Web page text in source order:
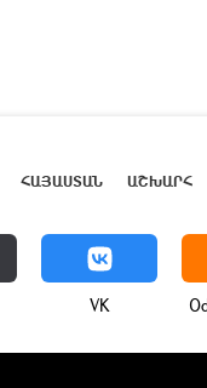
ՀԱՅԱՍՏԱՆ ԱՇԽԱՐՀ
VK